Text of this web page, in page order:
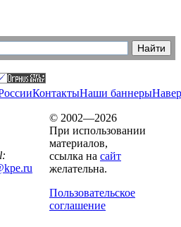
КонтактыНаши баннеры
© 2002—2026
При использовании
материалов,
ссылка на сайт
желательна.
Пользовательское
соглашение